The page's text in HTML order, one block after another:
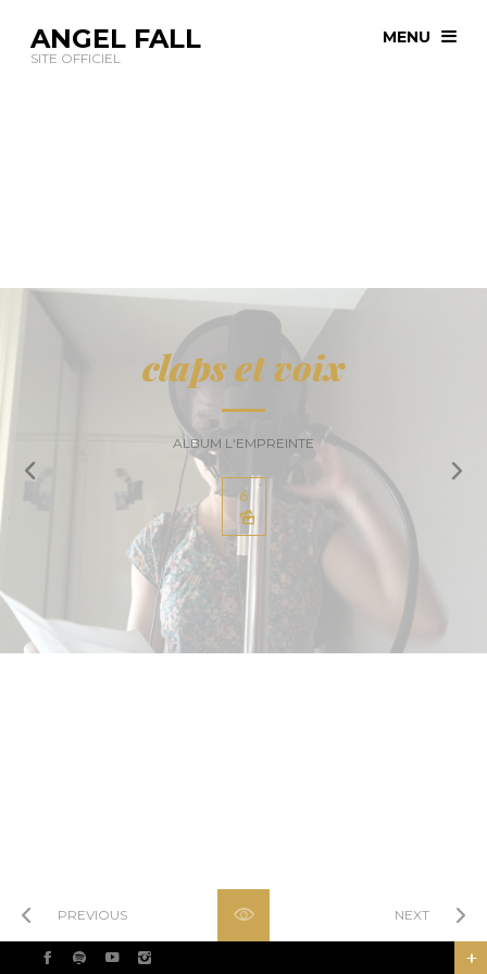
ANGEL FALL
SITE OFFICIEL
MENU
claps et voix
ALBUM L'EMPREINTE
6
PREVIOUS NEXT